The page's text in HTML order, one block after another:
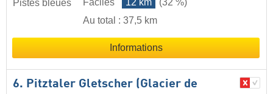
Pistes bleues
Au total : 37,5 km
Informations
6. Pitztaler Gletscher (Glacier de